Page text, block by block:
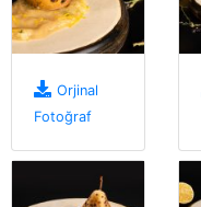
Orjinal
Fotoğraf